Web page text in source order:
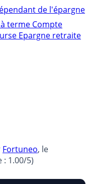
de l'épargne
terme Compte
Epargne retraite
Fortuneo, le
: 1.00/5)